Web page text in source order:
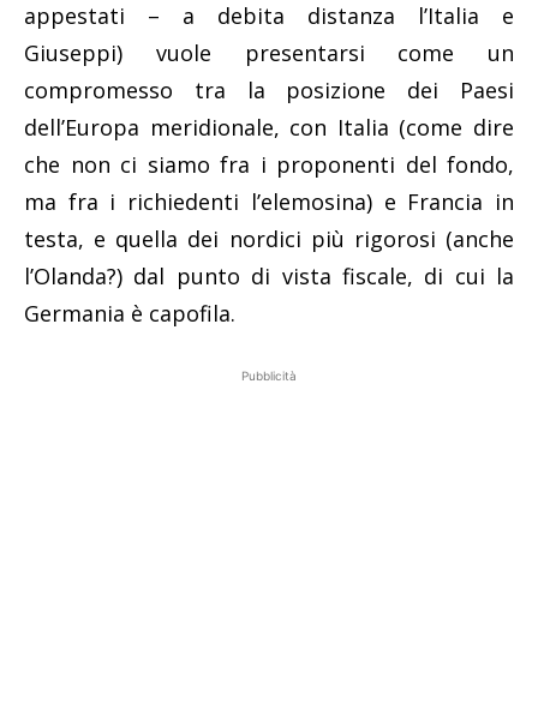
appestati – a debita distanza l’Italia e
Giuseppi) vuole presentarsi come un
compromesso tra la posizione dei Paesi
dell’Europa meridionale, con Italia (come dire
che non ci siamo fra i proponenti del fondo,
ma fra i richiedenti l’elemosina) e Francia in
testa, e quella dei nordici più rigorosi (anche
l’Olanda?) dal punto di vista fiscale, di cui la
Germania è capofila.
Pubblicità